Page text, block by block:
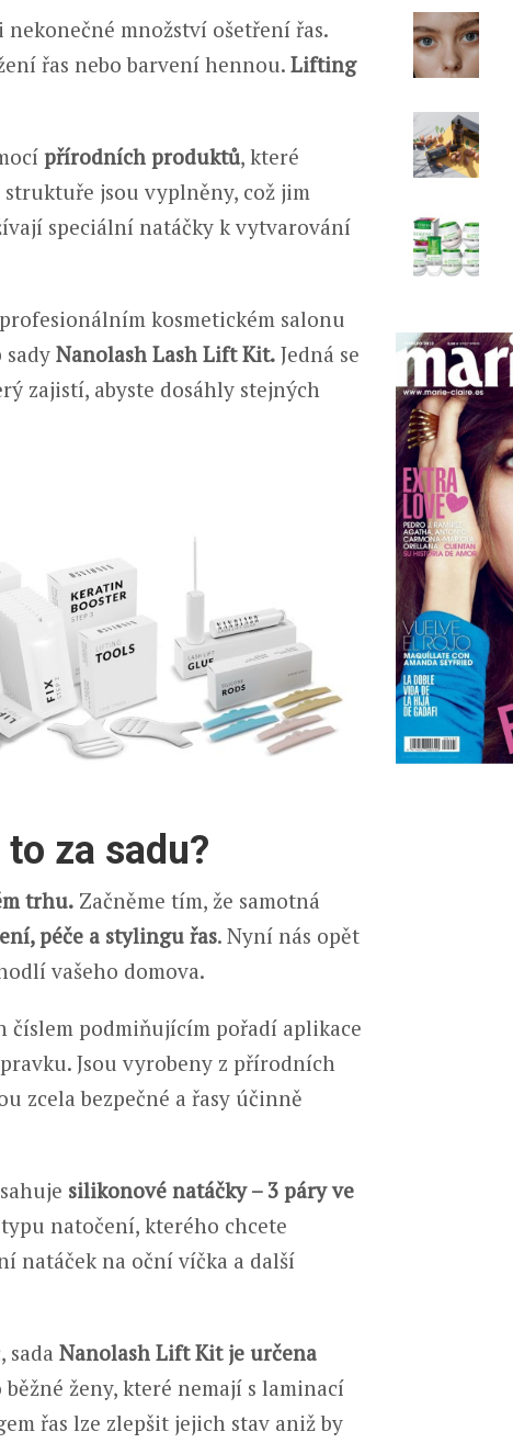
množství ošetření řas.
řas nebo barvení hennou. Lifting
přírodních produktů, které
struktuře jsou vyplněny, což jim
speciální natáčky k vytvarování
kosmetickém salonu
Nanolash Lash Lift Kit. Jedná se
zajistí, abyste dosáhly stejných
za sadu?
trhu. Začněme tím, že samotná
péče a stylingu řas. Nyní nás opět
vašeho domova.
číslem podmiňujícím pořadí aplikace
Jsou vyrobeny z přírodních
zcela bezpečné a řasy účinně
silikonové natáčky – 3 páry ve
natočení, kterého chcete
natáček na oční víčka a další
Nanolash Lift Kit je určena
běžné ženy, které nemají s laminací
řas lze zlepšit jejich stav aniž by